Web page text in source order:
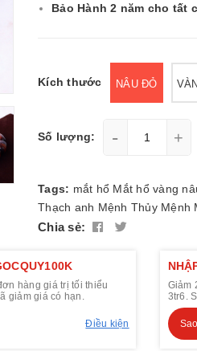
Bảo Hành 2 năm cho tất
Kích thước NÂU ĐỎ
Số lượng: - +
Tags: mắt hổ Mắt hổ vàng
Thạch anh Mệnh Thủy Mệnh
Chia sẻ:
hàng giá trị tối thiểu
giảm giá có hạn.
Điều kiện
Giảm
3tr6.